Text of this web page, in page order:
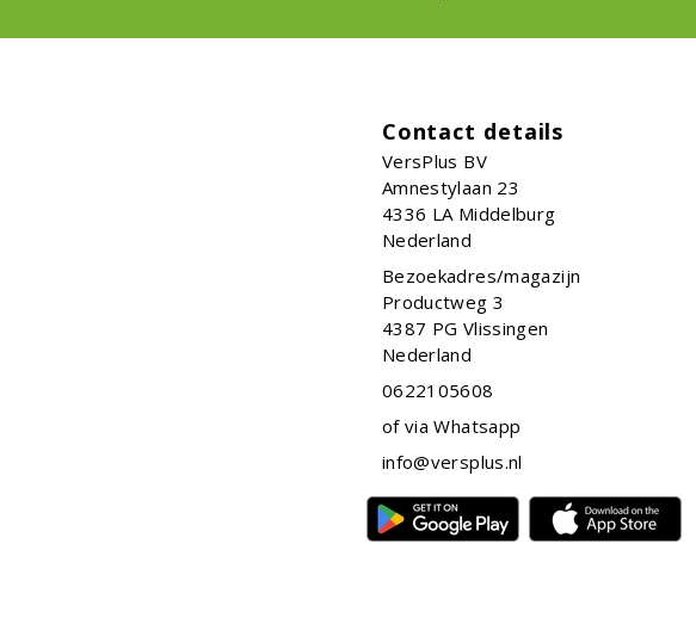
Contact details
VersPlus BV
Amnestylaan 23
4336 LA Middelburg
Nederland
Bezoekadres/magazijn
Productweg 3
4387 PG Vlissingen
Nederland
0622105608
of via Whatsapp
info@versplus.nl